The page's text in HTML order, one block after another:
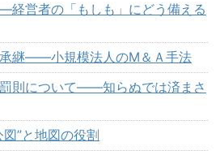
経営者の「もしも」にどう備える
継――小規模法人のМ＆Ａ手法
則について――知らぬでは済まさ
”と地図の役割